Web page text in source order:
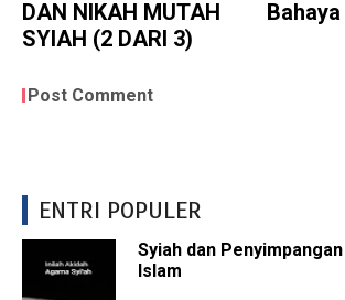
DAN NIKAH MUTAH
SYIAH (2 DARI 3)
Post Comment
ENTRI POPULER
Syiah dan
Islam